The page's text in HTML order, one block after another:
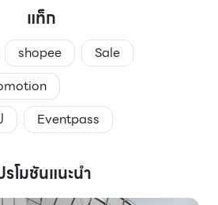
แท็ก
shopee
Sale
Eventpass
รโมชันแนะนำ